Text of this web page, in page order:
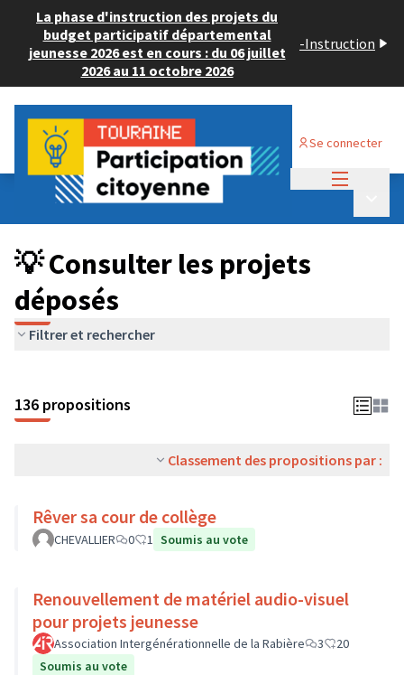
La phase d'instruction des projets du
budget participatif départemental
jeunesse 2026 est en cours : du 06 juillet
2026 au 11 octobre 2026
-Instruction
Se connecter
Budget Participatif JEUNESSE 2024
💡 Consulter les projets déposés
💡 Consulter les projets
déposés
Filtrer et rechercher
136 propositions
Classement des propositions par :
Rêver sa cour de collège
CHEVALLIER 0 1 Soumis au vote
Renouvellement de matériel audio-visuel
pour projets jeunesse
Association Intergénérationnelle de la Rabière 3
20
Soumis au vote